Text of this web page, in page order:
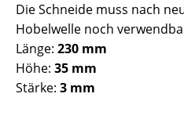
Die Schneide muss nach
Hobelwelle noch
Länge: 230 mm
Höhe: 35 mm
Stärke: 3 mm